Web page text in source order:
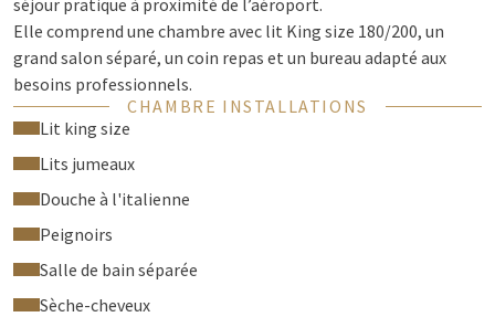
séjour pratique à proximité de l’aéroport.
Elle comprend une chambre avec lit King size 180/200, un
grand salon séparé, un coin repas et un bureau adapté aux
besoins professionnels.
Vous y trouverez également une télévision à écran plat, un
de courtoisie.
La salle de bain, comprenant une douche et une baignoire,
vous permet de profiter pleinement de votre séjour.
Parfaite pour un séjour prolongé ou une escale tout confort.
CHAMBRE INSTALLATIONS
Lit king size
Lits jumeaux
Douche à l'italienne
Peignoirs
Salle de bain séparée
Sèche-cheveux